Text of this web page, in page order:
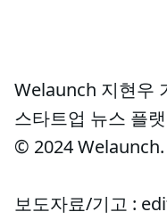
Welaunch 지현우
스타트업 뉴스 플
© 2024
보도자료/기고 :